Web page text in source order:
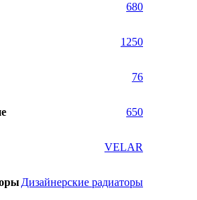
680
1250
76
650
VELAR
Дизайнерские радиаторы